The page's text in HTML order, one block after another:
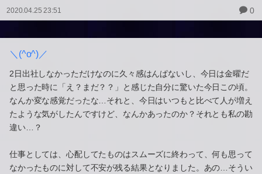
2020.04.25 23:51 0
＼(^o^)／
2日出社しなかっただけなのに久々感はんぱないし、今日は金曜だ
と思った時に「え？まだ？？」と感じた自分に驚いた今日この頃。
なんか変な感覚だったな…それと、今日はいつもと比べて人が増え
たような気がしたんですけど、なんかあったのか？それとも私の勘
違い…？
仕事としては、心配してたものはスムーズに終わって、何も思って
なかったものに対して不安が残る結果となりました。あの…そうい